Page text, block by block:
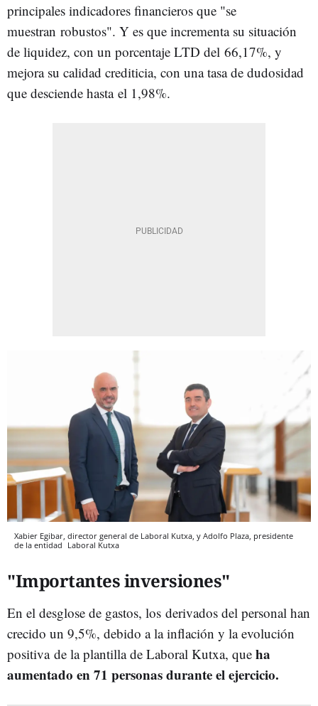
principales indicadores financieros que "se
muestran robustos". Y es que incrementa su situación
de liquidez, con un porcentaje LTD del 66,17%, y
mejora su calidad crediticia, con una tasa de dudosidad
que desciende hasta el 1,98%.
Xabier Egibar, director general de Laboral Kutxa, y Adolfo Plaza, presidente
de la entidad Laboral Kutxa
"Importantes inversiones"
En el desglose de gastos, los derivados del personal han
crecido un 9,5%, debido a la inflación y la evolución
positiva de la plantilla de Laboral Kutxa, que ha
aumentado en 71 personas durante el ejercicio.